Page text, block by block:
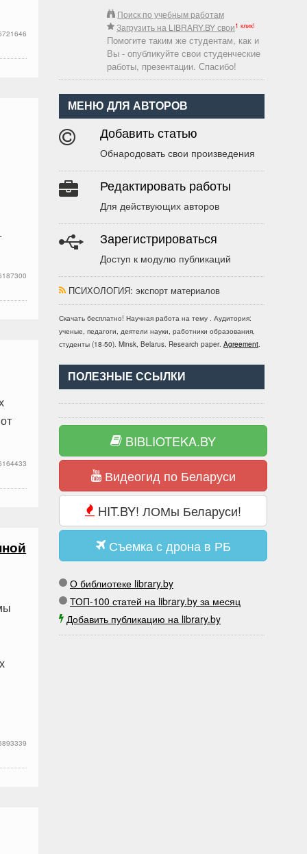
Поиск по учебным работам
Загрузить на LIBRARY.BY свои1 клик!
Помогите таким же студентам, как и
Вы - опубликуйте свои студенческие
работы, презентации. Спасибо!
МЕНЮ ДЛЯ АВТОРОВ
Добавить статью
Обнародовать свои произведения
Редактировать работы
Для действующих авторов
Зарегистрироваться
Доступ к модулю публикаций
ПСИХОЛОГИЯ: экспорт материалов
Скачать бесплатно! Научная работа на тему . Аудитория:
ученые, педагоги, деятели науки, работники образования,
студенты (18-50). Minsk, Belarus. Research paper. Agreement.
ПОЛЕЗНЫЕ ССЫЛКИ
BIBLIOTEKA.BY
Видеогид по Беларуси
HIT.BY! ЛОМы Беларуси!
Съемка с дрона в РБ
О библиотеке library.by
ТОП-100 статей на library.by за месяц
Добавить публикацию на library.by